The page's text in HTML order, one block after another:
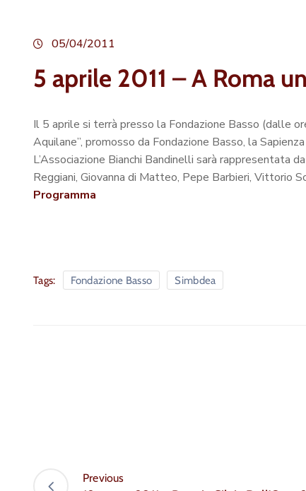
05/04/2011
5 aprile 2011 – A Roma
Il 5 aprile si terrà presso la Fondazione Basso (dalle
Aquilane”, promosso da Fondazione Basso, la
L’Associazione Bianchi Bandinelli sarà rappresentata
Reggiani, Giovanna di Matteo, Pepe Barbieri, Vittorio
Programma
Tags: Fondazione Basso Simbdea
Previous